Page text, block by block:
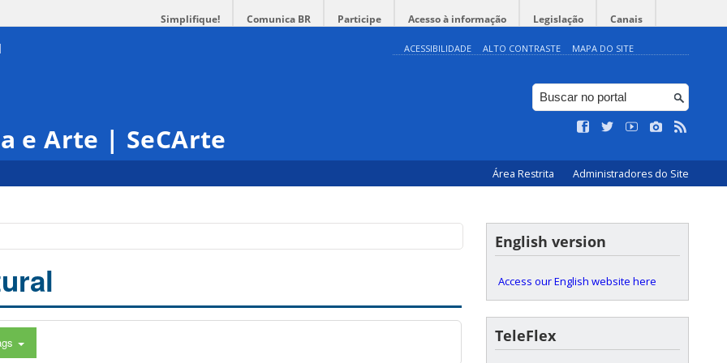
Simplifique! Comunica BR Participe Acesso à informação Legislação Canais
ACESSIBILIDADE ALTO CONTRASTE MAPA DO SITE
e Arte | SeCArte
Área Restrita Administradores do Site
English version
Access our English website here
TeleFlex